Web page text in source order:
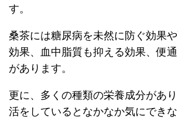
す。
桑茶には糖尿病を未然に防ぐ効果
効果、血中脂質も抑える効果、便
があります。
更に、多くの種類の栄養成分があ
活をしているとなかなか気にでき